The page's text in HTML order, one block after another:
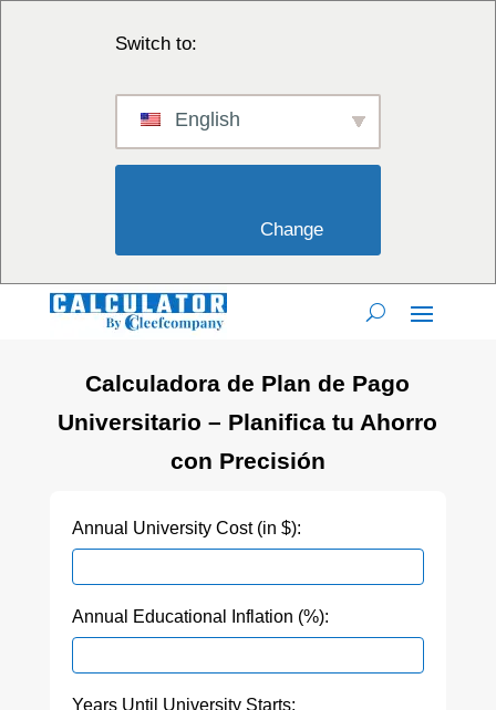
Switch to:
English
Calculadora de Plan de Pago
Universitario – Planifica tu Ahorro
con Precisión
Annual University Cost (in $):
Annual Educational Inflation (%):
Years Until University Starts: